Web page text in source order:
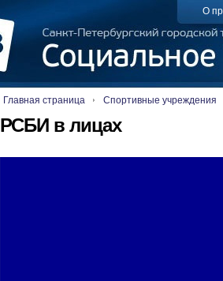
О
Главная страница Спортивные учреждения
РСБИ в лицах